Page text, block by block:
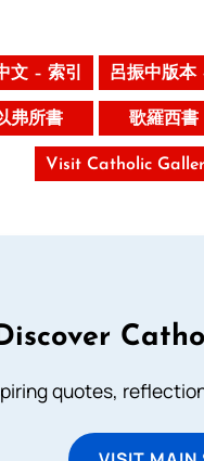
文 – 索引 呂振中版本
弗所書 歌羅西書
Visit Catholic
quotes,